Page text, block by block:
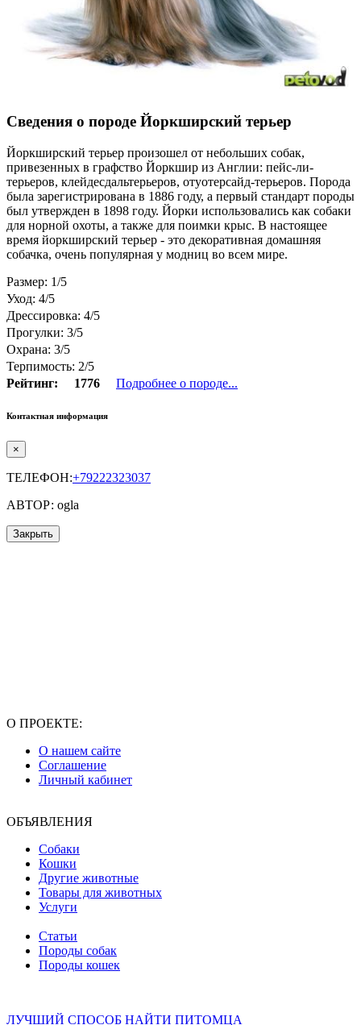
Сведения о породе Йоркширский терьер
Йоркширский терьер произошел от небольших собак,
привезенных в графство Йоркшир из Англии: пейс-ли-
терьеров, клейдесдальтерьеров, отуотерсайд-терьеров. Порода
была зарегистрирована в 1886 году, а первый стандарт породы
был утвержден в 1898 году. Йорки использовались как собаки
для норной охоты, а также для поимки крыс. В настоящее
время йоркширский терьер - это декоративная домашняя
собачка, очень популярная у модниц во всем мире.
Размер: 1/5
Уход: 4/5
Дрессировка: 4/5
Прогулки: 3/5
Охрана: 3/5
Терпимость: 2/5
Рейтинг:
1776 Подробнее о породе...
Контактная информация
×
ТЕЛЕФОН:+79222323037
АВТОР: ogla
Закрыть
О ПРОЕКТЕ:
О нашем сайте
Соглашение
Личный кабинет
ОБЪЯВЛЕНИЯ
Собаки
Кошки
Другие животные
Товары для животных
Услуги
Статьи
Породы собак
Породы кошек
ЛУЧШИЙ СПОСОБ НАЙТИ ПИТОМЦА